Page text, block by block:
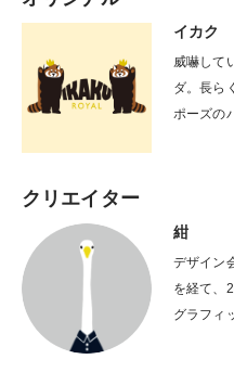
イカク
威嚇して
ダ。長ら
ポーズの
とをし
クリエイター
紺
デザイン
を経て、
グラフィ
ったこ